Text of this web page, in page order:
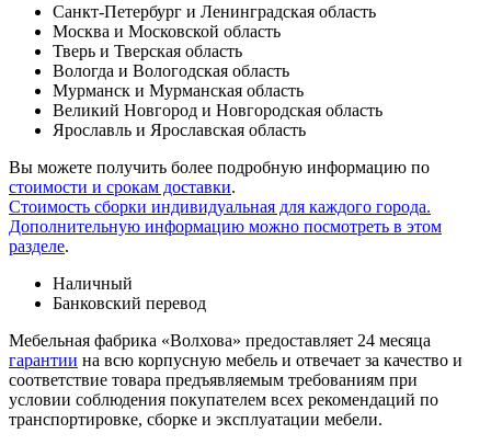
Санкт-Петербург и Ленинградская область
Москва и Московской область
Тверь и Тверская область
Вологда и Вологодская область
Мурманск и Мурманская область
Великий Новгород и Новгородская область
Ярославль и Ярославская область
Вы можете получить более подробную информацию по
стоимости и срокам доставки.
Стоимость сборки индивидуальная для каждого города.
Дополнительную информацию можно посмотреть в этом
разделе.
Наличный
Банковский перевод
Мебельная фабрика «Волхова» предоставляет 24 месяца
гарантии на всю корпусную мебель и отвечает за качество и
соответствие товара предъяв­ляе­мым требованиям при
условии соблюдения покупателем всех рекомендаций по
транспорти­ровке, сборке и эксплуатации мебели.